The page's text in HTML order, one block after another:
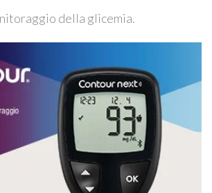
della glicemia.